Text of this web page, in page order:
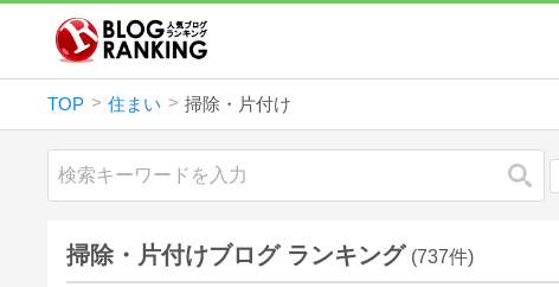
TOP 住まい 掃除・片付け
検索
掃除・片付けブログ ランキング (737件)